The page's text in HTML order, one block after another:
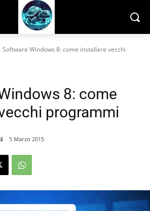
Software Windows 8: come installare vecchi
8: come
programmi
5 Marzo 2015